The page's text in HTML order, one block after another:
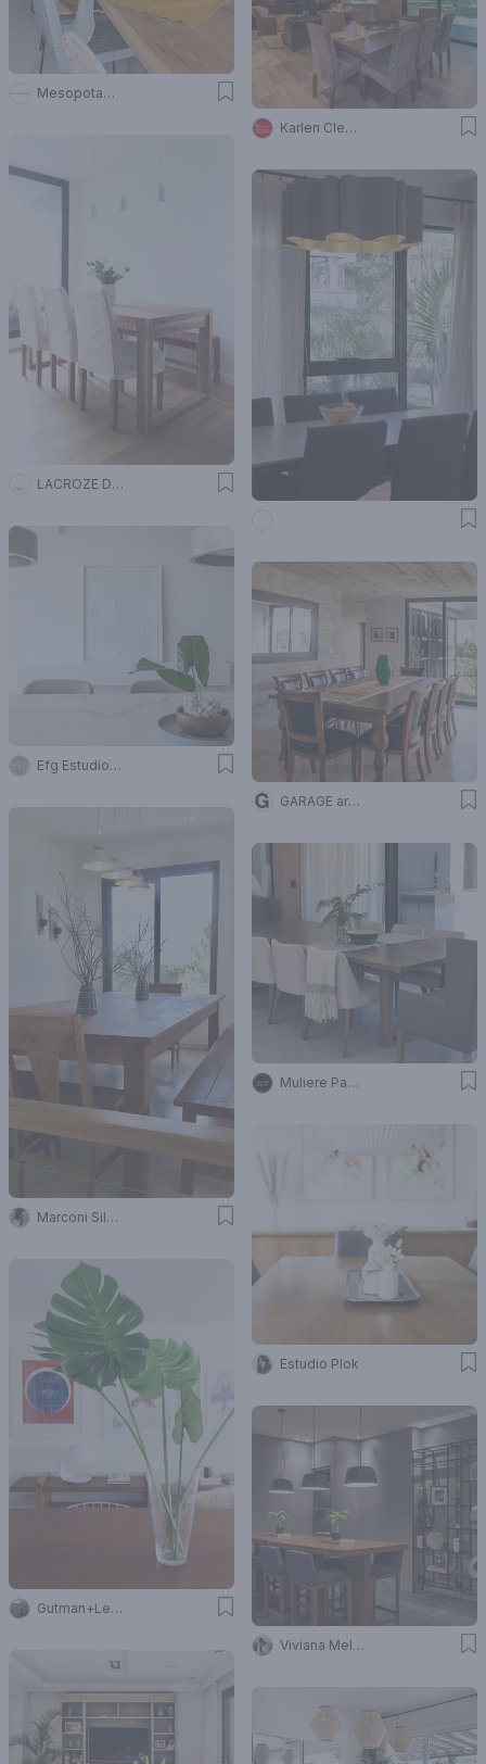
Karlen Clemente
Mesopotamia Ba
LACROZE DESIGN STUDIO
GARAGE arquitectura
Efg Estudio Filcman Gurfinkiel
Muliere Padilla
Marconi Silva Arquitectos
Estudio Plok
Gutman+Lehrer Arquitectas
Viviana Melamed